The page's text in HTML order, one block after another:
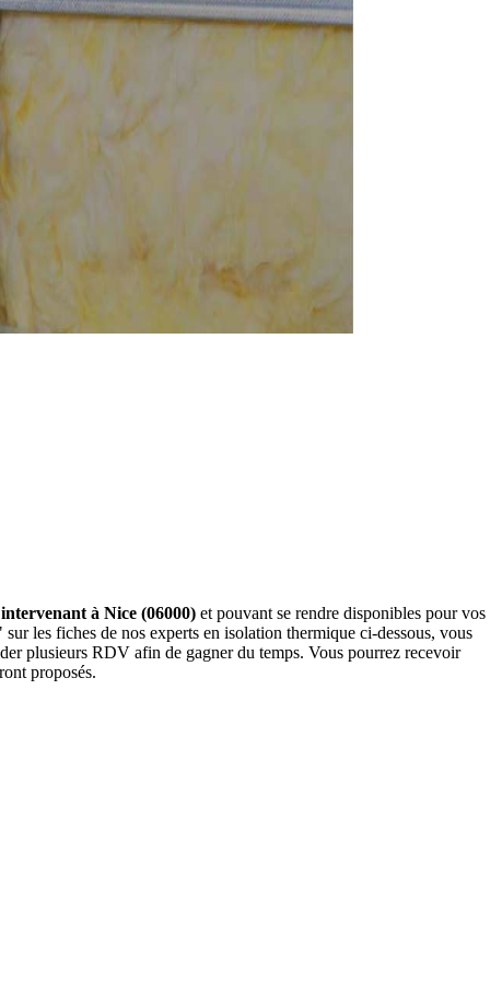
à Nice (06000) et pouvant se rendre disponibles pour vos
les fiches de nos experts en isolation thermique ci-dessous, vous
plusieurs RDV afin de gagner du temps. Vous pourrez recevoir
proposés.